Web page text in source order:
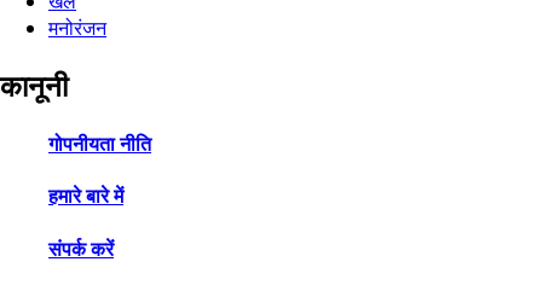
मनोरंजन
कानूनी
गोपनीयता नीति
हमारे बारे में
संपर्क करें